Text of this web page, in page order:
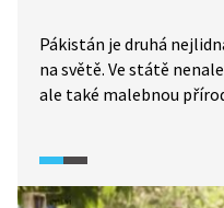
Pákistán je druhá
na světě. Ve státě
ale také malebnou
Prohlédneme si národní
s mnoha jezery, z nichž